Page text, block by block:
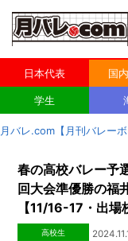
日本代表 国
学生
月バレ.com【月刊バレーボ
春の高校バレー予
回大会準優勝の福
【11/16-17・出場
高校生